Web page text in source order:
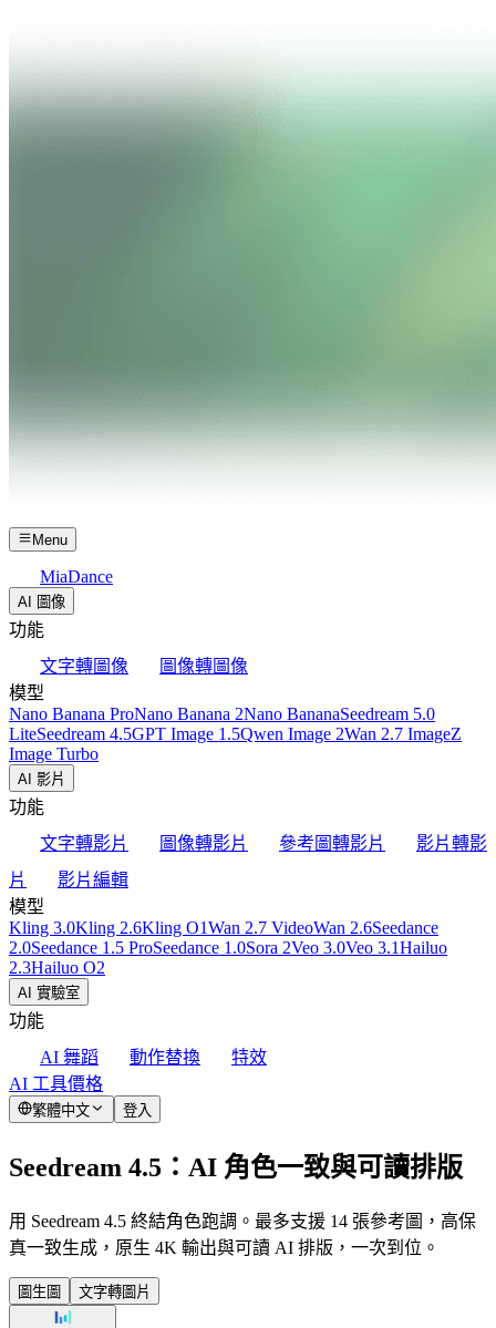
Menu
MiaDance
AI 圖像
功能
文字轉圖像
圖像轉圖像
模型
Nano Banana ProNano Banana 2Nano BananaSeedream 5.0
LiteSeedream 4.5GPT Image 1.5Qwen Image 2Wan 2.7 ImageZ
Image Turbo
AI 影片
功能
文字轉影片
圖像轉影片 參考圖轉影片
影片轉影
片
影片編輯
模型
Kling 3.0Kling 2.6Kling O1Wan 2.7 VideoWan 2.6Seedance
2.0Seedance 1.5 ProSeedance 1.0Sora 2Veo 3.0Veo 3.1Hailuo
2.3Hailuo O2
AI 實驗室
功能
AI 舞蹈
動作替換
特效
AI 工具價格
繁體中文 登入
Seedream 4.5：AI 角色一致與可讀排版
用 Seedream 4.5 終結角色跑調。最多支援 14 張參考圖，高保
真一致生成，原生 4K 輸出與可讀 AI 排版，一次到位。
圖生圖 文字轉圖片